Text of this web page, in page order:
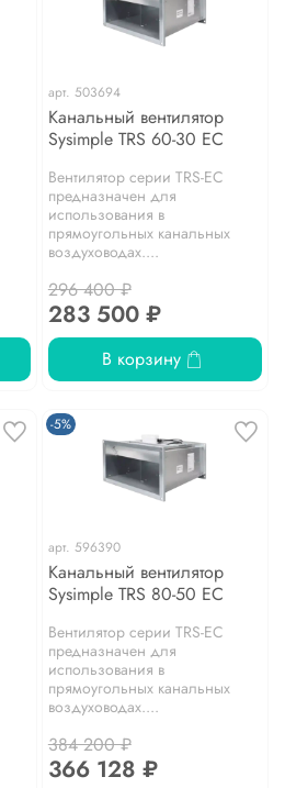
арт. 503694
Канальный вентилятор
Sysimple TRS 60-30 EC
Вентилятор серии TRS-EC
предназначен для
использования в
прямоугольных канальных
воздуховодах....
296 400 ₽
283 500 ₽
В корзину
-5%
арт. 596390
Канальный вентилятор
Sysimple TRS 80-50 EC
Вентилятор серии TRS-EC
предназначен для
использования в
прямоугольных канальных
воздуховодах....
384 200 ₽
366 128 ₽